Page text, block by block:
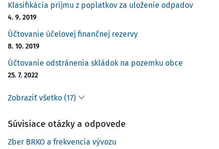
Klasifikácia príjmu z poplatkov za uloženie odpadov
4. 9. 2019
Účtovanie účelovej finančnej rezervy
8. 10. 2019
Účtovanie odstránenia skládok na pozemku obce
25. 7. 2022
Zobraziť všetko (17)
Súvisiace otázky a odpovede
Zber BRKO a frekvencia vývozu